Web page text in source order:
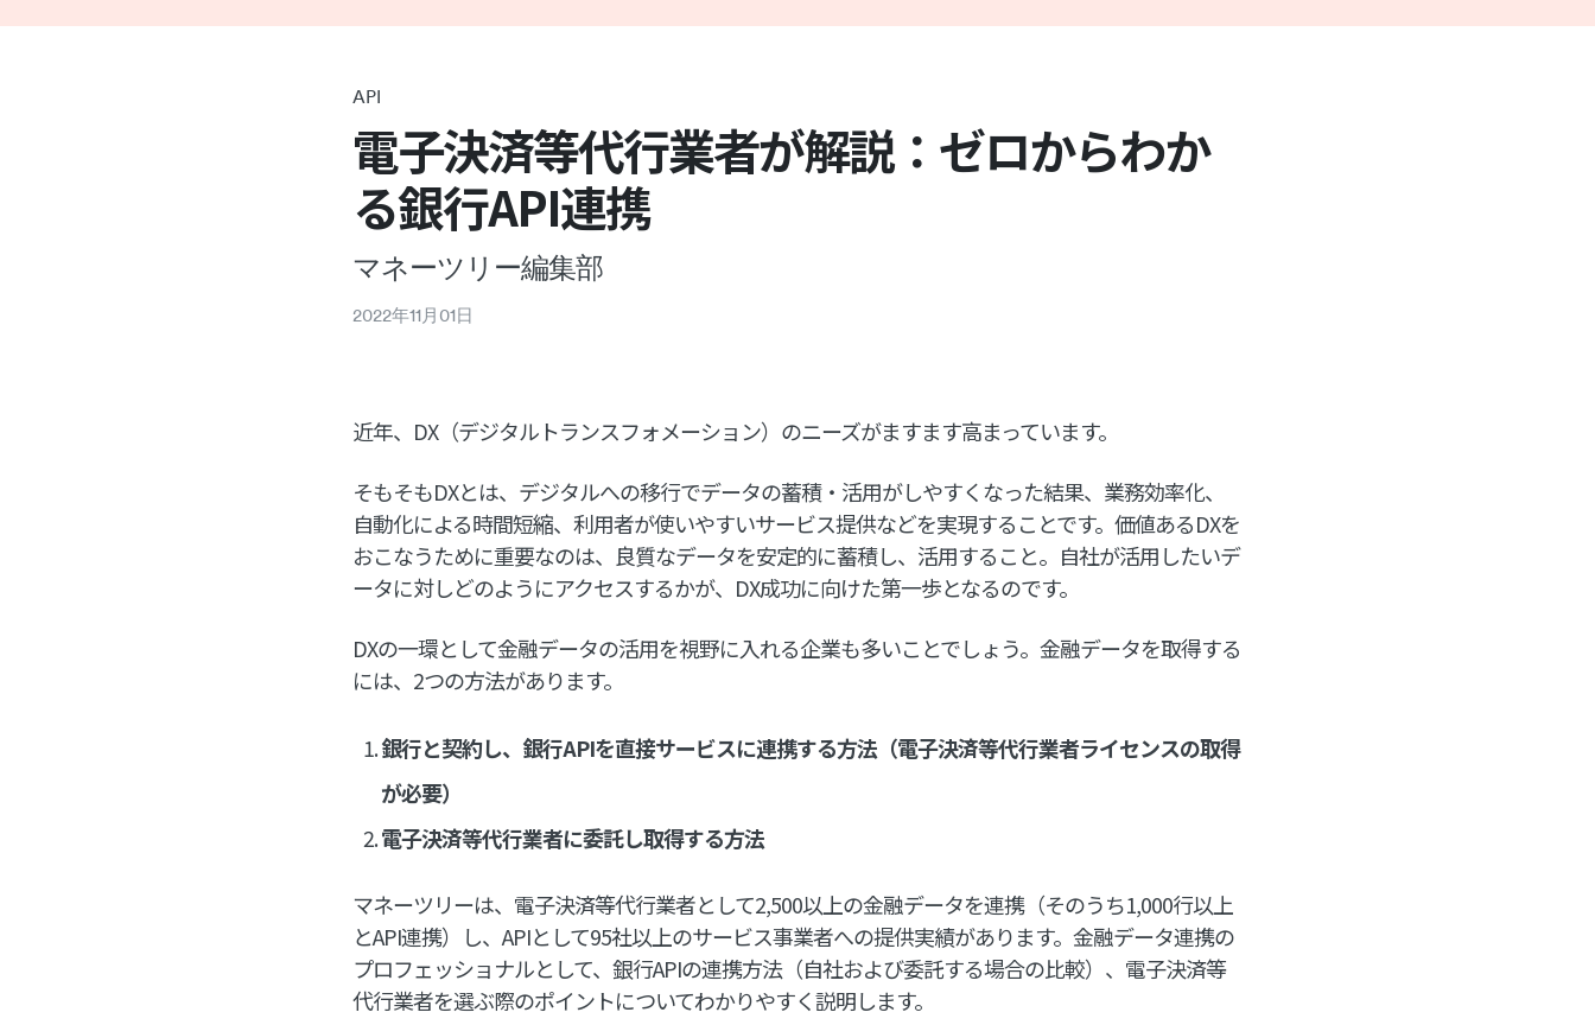
API
電子決済等代行業者が解説：ゼロからわか
る銀行API連携
マネーツリー編集部
2022年11月 01日
近年、DX（デジタルトランスフォメーション）のニーズがますます高まっています。
そもそもDXとは、デジタルへの移行でデータの蓄積・活用がしやすくなった結果、業務効率化、
自動化による時間短縮、利用者が使いやすいサービス提供などを実現することです。価値あるDXを
おこなうために重要なのは、良質なデータを安定的に蓄積し、活用すること。自社が活用したいデ
ータに対しどのようにアクセスするかが、DX成功に向けた第一歩となるのです。
DXの一環として金融データの活用を視野に入れる企業も多いことでしょう。金融データを取得する
には、2つの方法があります。
銀行と契約し、銀行APIを直接サービスに連携する方法（電子決済等代行業者ライセンスの取得
が必要）
電子決済等代行業者に委託し取得する方法
マネーツリーは、電子決済等代行業者として2,500以上の金融データを連携（そのうち1,000行以上
とAPI連携）し、APIとして95社以上のサービス事業者への提供実績があります。金融データ連携の
プロフェッショナルとして、銀行APIの連携方法（自社および委託する場合の比較）、電子決済等
代行業者を選ぶ際のポイントについてわかりやすく説明します。